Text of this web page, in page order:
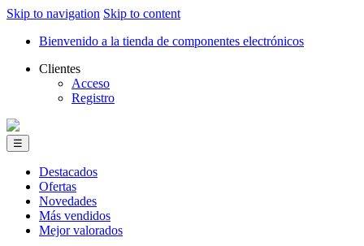
Skip to navigation Skip to content
Bienvenido a la tienda de componentes electrónicos
Clientes
Acceso
Registro
☰
Destacados
Ofertas
Novedades
Más vendidos
Mejor valorados